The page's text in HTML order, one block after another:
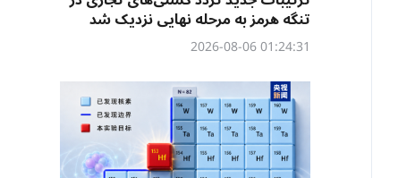
تنگه هرمز به مرحله نهایی نزدیک شد
01:24:31 2026-08-06